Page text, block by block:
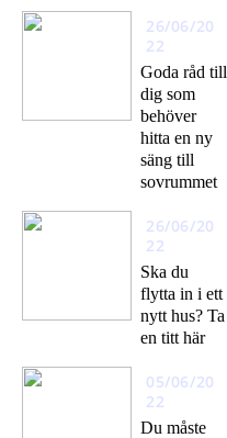
26/06/20
22
Goda råd till
dig som
behöver
hitta en ny
säng till
sovrummet
26/06/20
22
Ska du
flytta in i ett
nytt hus? Ta
en titt här
05/06/20
22
Du måste